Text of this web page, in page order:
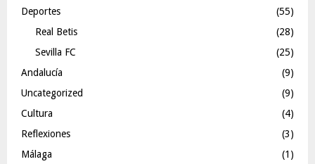
Deportes
(55)
Real Betis
(28)
Sevilla FC
(25)
Andalucía
(9)
Uncategorized
(9)
Cultura
(4)
Reflexiones
(3)
Málaga
(1)